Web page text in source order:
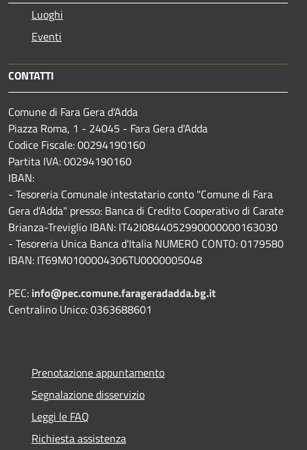
Luoghi
Eventi
CONTATTI
Comune di Fara Gera d'Adda
Piazza Roma, 1 - 24045 - Fara Gera d'Adda
Codice Fiscale: 00294190160
Partita IVA: 00294190160
IBAN:
- Tesoreria Comunale intestatario conto "Comune di Fara
Gera d'Adda" presso: Banca di Credito Cooperativo di Carate
Brianza-Treviglio IBAN: IT42I0844052990000000163030
- Tesoreria Unica Banca d'Italia NUMERO CONTO: 0179580
IBAN: IT69M0100004306TU0000005048
PEC: info@pec.comune.farageradadda.bg.it
Centralino Unico: 0363688601
Prenotazione appuntamento
Segnalazione disservizio
Leggi le FAQ
Richiesta assistenza